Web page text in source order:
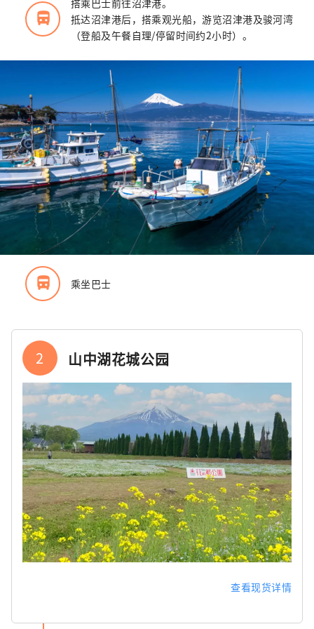
directions_bus_filled
抵达沼津港后，搭乘观光船，游览沼津港及骏河湾
（登船及午餐自理/停留时间约2小时）。
directions_bus_filled 乘坐巴士
2 山中湖花城公园
查看现货详情